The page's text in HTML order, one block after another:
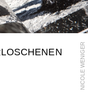
NICOLE WENIGER